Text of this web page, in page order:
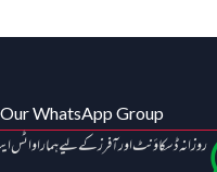
WhatsApp Group
روزانہ ڈسکاؤنٹ اور آفرز کے لیے ہمارا